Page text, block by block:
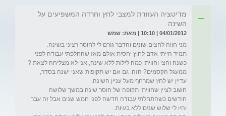
מדיטציה העוזרת למצבי לחץ וחרדה המשפיעים על
השינה
04/01/2012 | 10:10 | מאת: שמש
תמיד הייתי אדם לחוץ יחסית אולם מאז שהחלפתי עבודה לפני
כשנה וחצי וחוויתי כמה לילות ללא שינה, אני לא מצליחה לצאת ?
ממעגל הקסמים? הזה. גם אם יש תקופות שאני ישנה בסדר,
חשוב לציין שחוויתי תקופה של חוסר שינה במשך שלושה
חודשים כשהתחלתי עבודה חדשה לפני חמש שנים אבל זה עבר